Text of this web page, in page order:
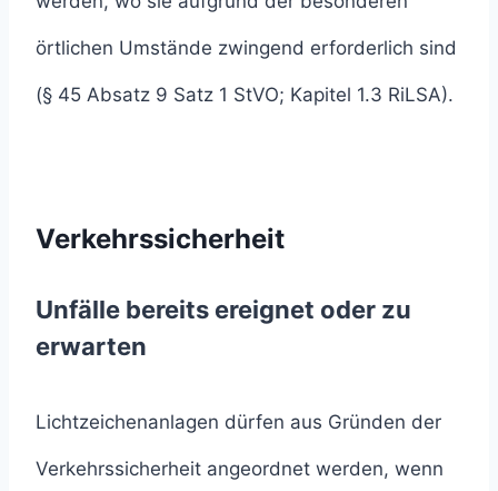
örtlichen Umstände zwingend erforderlich sind
(§ 45 Absatz 9 Satz 1 StVO; Kapitel 1.3 RiLSA).
Verkehrssicherheit
Unfälle bereits ereignet oder zu
erwarten
Lichtzeichenanlagen dürfen aus Gründen der
Verkehrssicherheit angeordnet werden, wenn